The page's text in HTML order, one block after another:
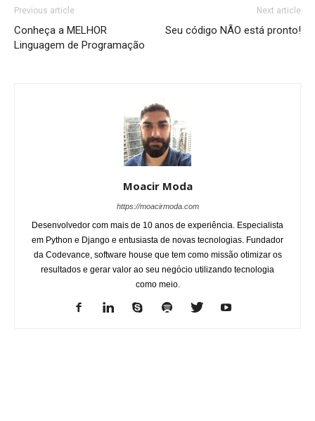
Previous article
Conheça a MELHOR
Linguagem de Programação
Next article
Seu código NÃO está pronto!
Moacir Moda
https://moacirmoda.com
Desenvolvedor com mais de 10 anos de experiência. Especialista
em Python e Django e entusiasta de novas tecnologias. Fundador
da Codevance, software house que tem como missão otimizar os
resultados e gerar valor ao seu negócio utilizando tecnologia
como meio.